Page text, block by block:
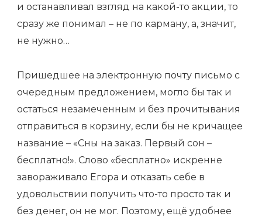
и останавливал взгляд на какой-то акции, то
сразу же понимал – не по карману, а, значит,
не нужно…
Пришедшее на электронную почту письмо с
очередным предложением, могло бы так и
остаться незамеченным и без прочитывания
отправиться в корзину, если бы не кричащее
название – «Сны на заказ. Первый сон –
бесплатно!». Слово «бесплатно» искренне
завораживало Егора и отказать себе в
удовольствии получить что-то просто так и
без денег, он не мог. Поэтому, ещё удобнее